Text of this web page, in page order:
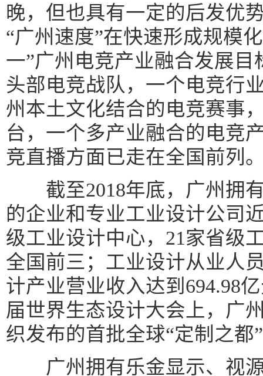
晚，但也具有一定的后发优
“广州速度”在快速形成规模
一”广州电竞产业融合发展
头部电竞战队，一个电竞行
州本土文化结合的电竞赛事
台，一个多产业融合的电竞
竞直播方面已走在全国前列
截至2018年底，广州拥有
的企业和专业工业设计公司
级工业设计中心，21家省级
全国前三；工业设计从业人
计产业营业收入达到694.98
届世界生态设计大会上，广
织发布的首批全球“定制之都
广州拥有乐金显示、视源